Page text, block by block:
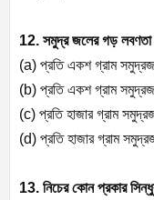
12. সমুদ্র জলের গড়
(a) প্রতি একশ গ্রাম
(b) প্রতি একশ গ্রাম
(c) প্রতি হাজার গ্রাম
(d) প্রতি হাজার গ্রাম
13. নিচের কোন প্রকার